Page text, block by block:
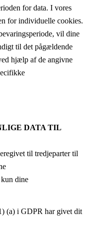
for data. I vores
for individuelle cookies.
vil dine
til det pågældende
hjælp af de angivne
DATA TIL
til tredjeparter til
dine
(a) i GDPR har givet dit